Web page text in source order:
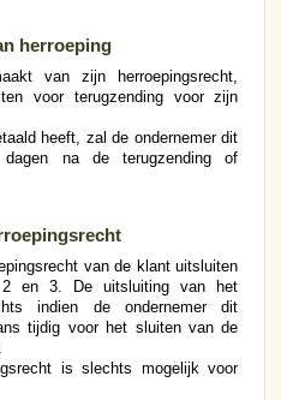
herroeping
van zijn herroepingsrecht,
voor terugzending voor zijn
heeft, zal de ondernemer dit
na de terugzending of
van de klant uitsluiten
en 3. De uitsluiting van het
indien de ondernemer dit
tijdig voor het sluiten van de
is slechts mogelijk voor